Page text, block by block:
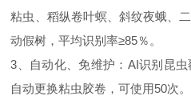
粘虫、稻纵卷叶螟、斜纹夜蛾、
动假树，平均识别率≥85％。
3、自动化、免维护：AI识别昆
自动更换粘虫胶卷，可使用50次。